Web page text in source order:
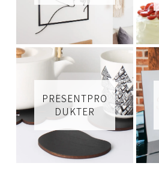
PRESENTPRO
DUKTER